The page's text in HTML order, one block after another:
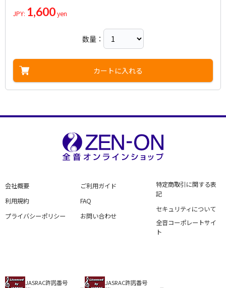
JPY: 1,600yen
数量：
カートに入れる
会社概要
利用規約
プライバシーポリシー
ご利用ガイド
FAQ
お問い合わせ
特定商取引に関する表
記
セキュリティについて
全音コーポレートサイ
ト
JASRAC許諾番号
JASRAC許諾番号